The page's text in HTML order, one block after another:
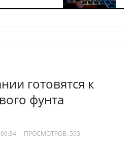
готовятся к
фунта
ПРОСМОТРОВ: 593